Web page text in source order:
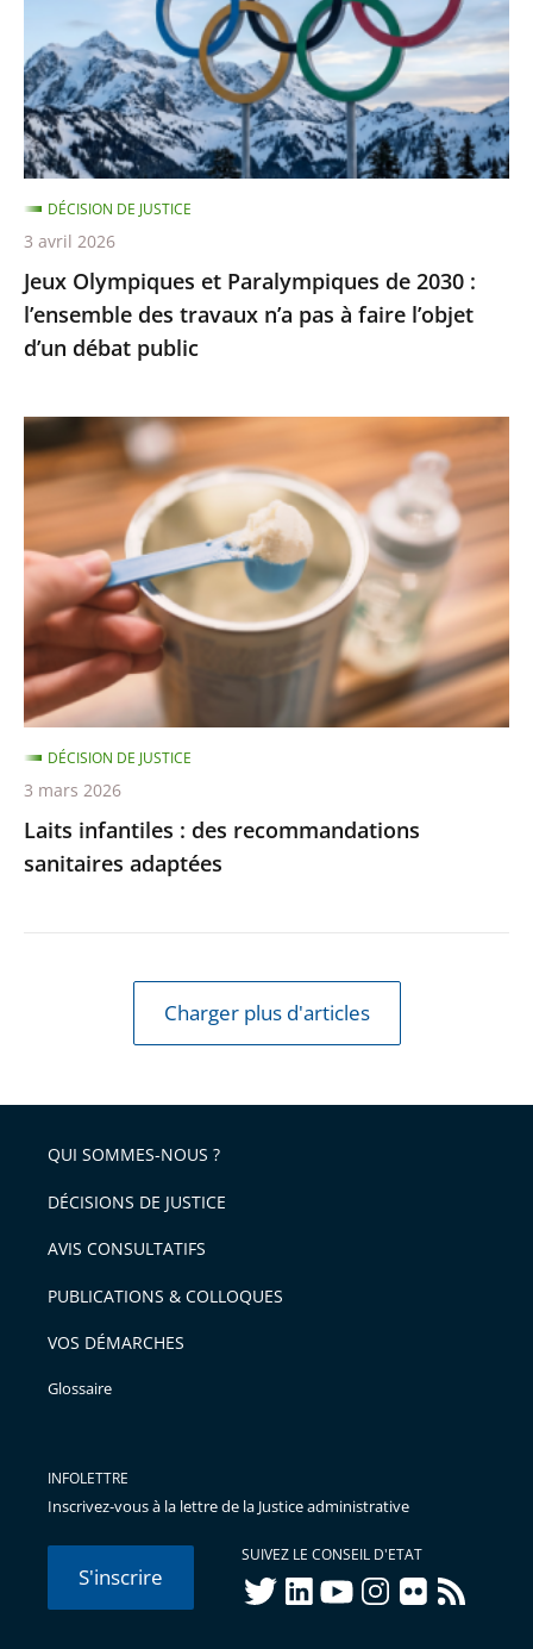
œ...
2030
:
l’ensemble
des
travaux
n’a
pas
à
faire
l’objet
débat
public
Jeux Olympiques et Paralympiques de 2030 :
l’ensemble des travaux n’a pas à faire l’objet
d’un débat public
DÉCISION DE JUSTICE
3 avril 2026
Laits
infantiles
:
recommandations
sanitaires
adaptées
Laits infantiles : des recommandations
sanitaires adaptées
DÉCISION DE JUSTICE
3 mars 2026
Charger plus d'articles
QUI SOMMES-NOUS ?
DÉCISIONS DE JUSTICE
AVIS CONSULTATIFS
PUBLICATIONS & COLLOQUES
VOS DÉMARCHES
Glossaire
INFOLETTRE
Inscrivez-vous à la lettre de la Justice administrative
S'inscrire
SUIVEZ LE CONSEIL D'ETAT
twitterlinkedInyoutubeinstagram
flickr rss